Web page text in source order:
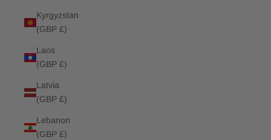
Kyrgyzstan
(GBP £)
Laos
(GBP £)
Latvia
(GBP £)
Lebanon
(GBP £)